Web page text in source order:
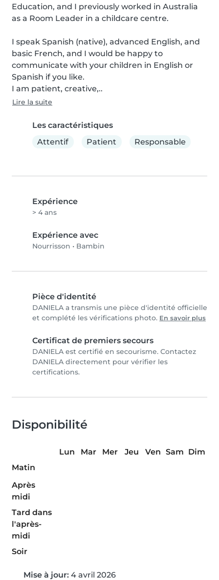
Education, and I previously worked in Australia
as a Room Leader in a childcare centre.
I speak Spanish (native), advanced English, and
basic French, and I would be happy to
communicate with your children in English or
Spanish if you like.
I am patient, creative,..
Lire la suite
Les caractéristiques
Attentif
Patient Responsable
Expérience
> 4 ans
Expérience avec
Nourrisson • Bambin
Pièce d'identité
DANIELA a transmis une pièce d'identité officielle
et complété les vérifications photo. En savoir plus
Certificat de premiers secours
DANIELA est certifié en secourisme. Contactez
DANIELA directement pour vérifier les
certifications.
Disponibilité
Lun Mar Mer Jeu Ven Sam Dim
Matin
Après
midi
Tard dans
l'après-
midi
Soir
Mise à jour: 4 avril 2026